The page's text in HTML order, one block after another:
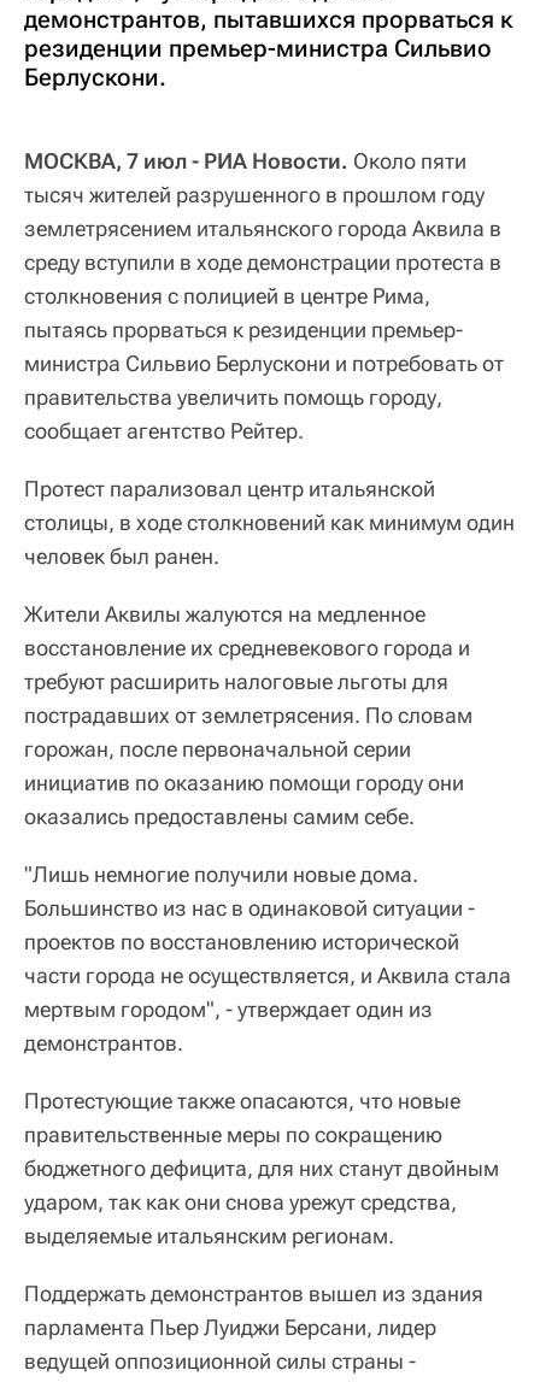
демонстрантов, пытавшихся прорваться к
резиденции премьер-министра Сильвио
Берлускони.
МОСКВА, 7 июл - РИА Новости. Около пяти
тысяч жителей разрушенного в прошлом году
землетрясением итальянского города Аквила в
среду вступили в ходе демонстрации протеста в
столкновения с полицией в центре Рима,
пытаясь прорваться к резиденции премьер-
министра Сильвио Берлускони и потребовать от
правительства увеличить помощь городу,
сообщает агентство Рейтер.
Протест парализовал центр итальянской
столицы, в ходе столкновений как минимум один
человек был ранен.
Жители Аквилы жалуются на медленное
восстановление их средневекового города и
требуют расширить налоговые льготы для
пострадавших от землетрясения. По словам
горожан, после первоначальной серии
инициатив по оказанию помощи городу они
оказались предоставлены самим себе.
"Лишь немногие получили новые дома.
Большинство из нас в одинаковой ситуации -
проектов по восстановлению исторической
части города не осуществляется, и Аквила стала
мертвым городом", - утверждает один из
демонстрантов.
Протестующие также опасаются, что новые
правительственные меры по сокращению
бюджетного дефицита, для них станут двойным
ударом, так как они снова урежут средства,
выделяемые итальянским регионам.
Поддержать демонстрантов вышел из здания
парламента Пьер Луиджи Берсани, лидер
ведущей оппозиционной силы страны -